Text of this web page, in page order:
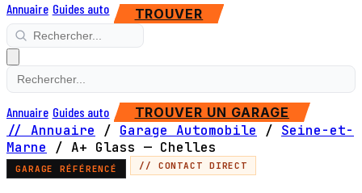
Annuaire Guides auto TROUVER
Annuaire Guides auto TROUVER UN GARAGE
// Annuaire / Garage Automobile / Seine-et-
Marne
/ A+ Glass — Chelles
GARAGE RÉFÉRENCÉ // CONTACT DIRECT